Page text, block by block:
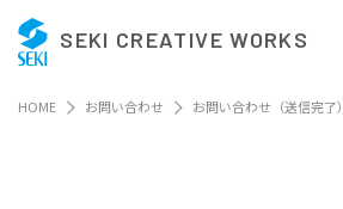
SEKI CREATIVE WORKS
HOME お問い合わせ お問い合わせ（送信完了）